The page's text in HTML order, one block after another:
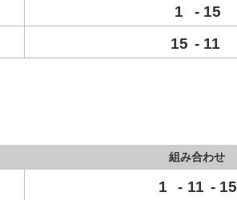
1 - 15
15 - 11
組み合わせ
1 - 11 - 15